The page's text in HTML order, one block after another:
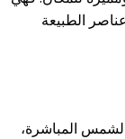
الطبيعة
المباشرة،